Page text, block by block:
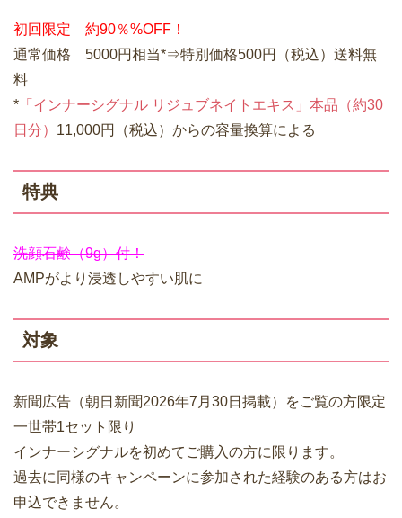
初回限定 約90％%OFF！
通常価格 5000円相当*⇒特別価格500円（税込）送料無
料
* 「インナーシグナル リジュブネイトエキス」本品（約30
日分） 11,000円（税込）からの容量換算による
特典
洗顔石鹸（9g）付！
AMPがより浸透しやすい肌に
対象
新聞広告（朝日新聞2026年7月30日掲載）をご覧の方限定
一世帯1セット限り
インナーシグナルを初めてご購入の方に限ります。
過去に同様のキャンペーンに参加された経験のある方はお
申込できません。